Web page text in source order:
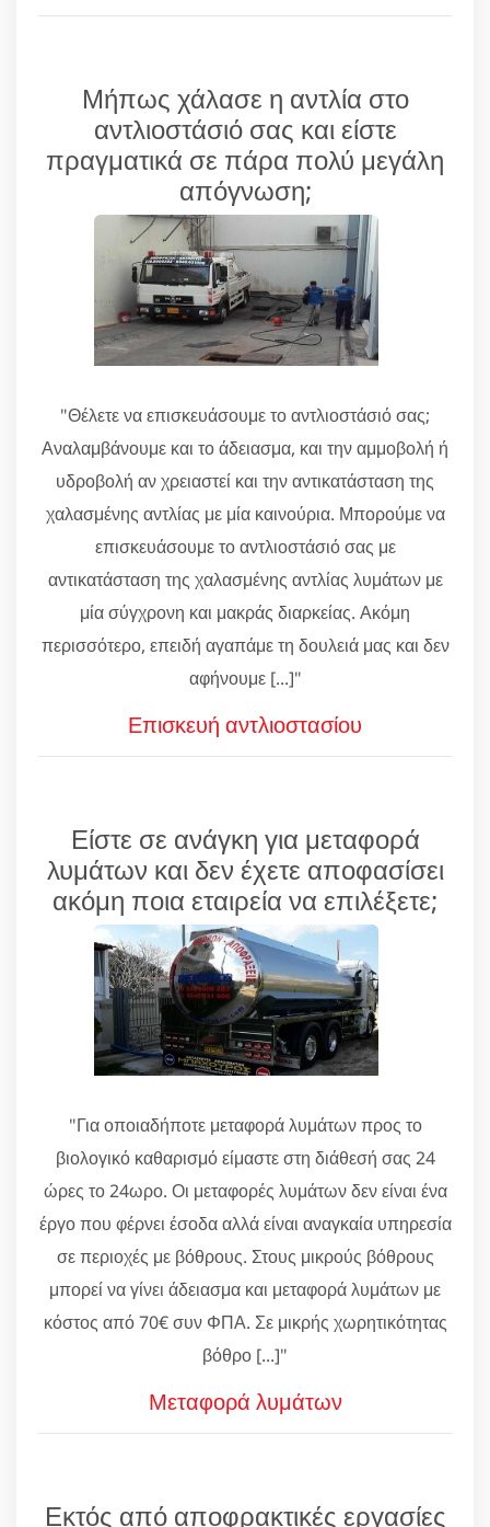
Μήπως χάλασε η αντλία στο
αντλιοστάσιό σας και είστε
πραγματικά σε πάρα πολύ μεγάλη
απόγνωση;
"Θέλετε να επισκευάσουμε το αντλιοστάσιό σας;
Αναλαμβάνουμε και το άδειασμα, και την αμμοβολή ή
υδροβολή αν χρειαστεί και την αντικατάσταση της
χαλασμένης αντλίας με μία καινούρια. Μπορούμε να
επισκευάσουμε το αντλιοστάσιό σας με
αντικατάσταση της χαλασμένης αντλίας λυμάτων με
μία σύγχρονη και μακράς διαρκείας. Ακόμη
περισσότερο, επειδή αγαπάμε τη δουλειά μας και δεν
αφήνουμε [...]"
Επισκευή αντλιοστασίου
Είστε σε ανάγκη για μεταφορά
λυμάτων και δεν έχετε αποφασίσει
ακόμη ποια εταιρεία να επιλέξετε;
"Για οποιαδήποτε μεταφορά λυμάτων προς το
βιολογικό καθαρισμό είμαστε στη διάθεσή σας 24
ώρες το 24ωρο. Οι μεταφορές λυμάτων δεν είναι ένα
έργο που φέρνει έσοδα αλλά είναι αναγκαία υπηρεσία
σε περιοχές με βόθρους. Στους μικρούς βόθρους
μπορεί να γίνει άδειασμα και μεταφορά λυμάτων με
κόστος από 70€ συν ΦΠΑ. Σε μικρής χωρητικότητας
βόθρο [...]"
Μεταφορά λυμάτων
Εκτός από αποφρακτικές εργασίες